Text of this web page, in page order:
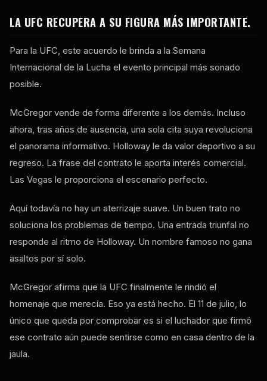
LA UFC RECUPERA A SU FIGURA MÁS IMPORTANTE.
Para la UFC, este acuerdo le brinda a la Semana
Internacional de la Lucha el evento principal más sonado
posible.
McGregor vende de forma diferente a los demás. Incluso
ahora, tras años de ausencia, una sola cita suya revoluciona
el panorama informativo. Holloway le da valor deportivo a su
regreso. La frase del contrato le aporta interés comercial.
Las Vegas le proporciona el escenario perfecto.
Aquí todavía no hay un aterrizaje suave. Un buen trato no
soluciona los problemas de tiempo. Una entrada triunfal no
responde al ritmo de Holloway. Un nombre famoso no gana
asaltos por sí solo.
McGregor afirma que la UFC finalmente le rindió el
homenaje que merecía. Eso ya está hecho. El 11 de julio, lo
único que queda por comprobar es si el luchador que firmó
ese contrato aún puede sentirse como en casa dentro de la
jaula.